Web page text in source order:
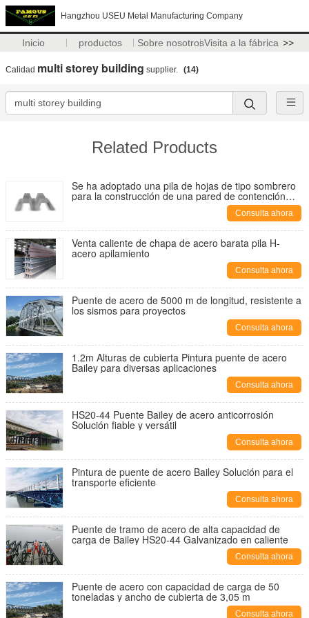
Hangzhou USEU Metal Manufacturing Company
Inicio productos Sobre nosotrosVisita a la fábrica >>
Calidad multi storey building supplier. (14)
Related Products
Se ha adoptado una pila de hojas de tipo sombrero
para la construcción de una pared de contención
para el sistema de tránsito rápido masivo (MRT)
Consulta ahora
Venta caliente de chapa de acero barata pila H-
acero apilamiento
Consulta ahora
Puente de acero de 5000 m de longitud, resistente a
los sismos para proyectos
Consulta ahora
1.2m Alturas de cubierta Pintura puente de acero
Bailey para diversas aplicaciones
Consulta ahora
HS20-44 Puente Bailey de acero anticorrosión
Solución fiable y versátil
Consulta ahora
Pintura de puente de acero Bailey Solución para el
transporte eficiente
Consulta ahora
Puente de tramo de acero de alta capacidad de
carga de Bailey HS20-44 Galvanizado en caliente
Consulta ahora
Puente de acero con capacidad de carga de 50
toneladas y ancho de cubierta de 3,05 m
Consulta ahora